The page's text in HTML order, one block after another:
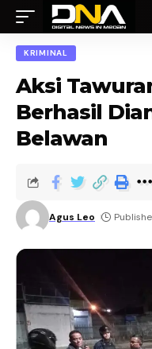
KRIMINAL
Aksi
Berhasil
Belawan
Agus Leo